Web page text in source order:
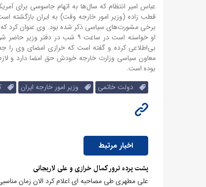
عباس امیر انتظام که سال‌ها به اتهام جاسوسی برای
قطب زاده (وزیر امور خارجه وقت) به ایران بازگشته
برخی مشورت‌های سیاسی ذکر شده بود. وی عنوان کرد که
او خواسته است در ساعت ۹ شب
بی‌اطلاعی کرده و گفته است که خرازی امضای وی را
معاون سیاسی وزارت خارجه خودش حق امضا دارد و
بوده‌ است.
دولت خاتمی
وزیر امور خارجه ایران
اخبار مرتبط
​پشت پرده ترور کمال خرازی و علی لاریجانی
علی مطهری طی مصاحبه ای اعلام کرد الان زمان